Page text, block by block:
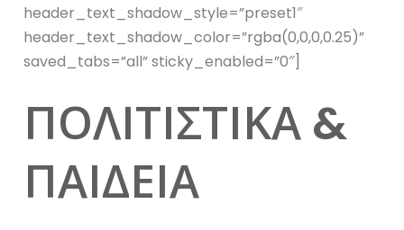
header_text_shadow_style=”preset1″
header_text_shadow_color=”rgba(0,0,0,0.25)”
saved_tabs=”all” sticky_enabled=”0″]
ΠΟΛΙΤΙΣΤΙΚΑ &
ΠΑΙΔΕΙΑ